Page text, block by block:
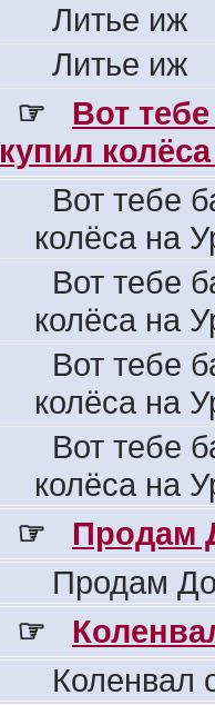
Литье иж
Литье иж
☞
Вот
купил
Вот тебе
колёса на
Вот тебе
колёса на
Вот тебе
колёса на
Вот тебе
колёса на
☞
Продам
Продам
☞
Коленвал